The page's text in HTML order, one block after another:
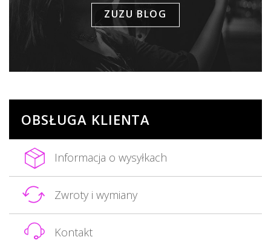
ZUZU BLOG
OBSŁUGA KLIENTA
Informacja o wysyłkach
Zwroty i wymiany
Kontakt